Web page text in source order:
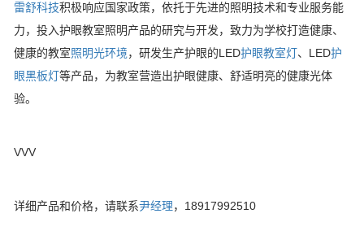
雷舒科技积极响应国家政策，依托于先进的照明技术和专业服务能
力，投入护眼教室照明产品的研究与开发，致力为学校打造健康、
健康的教室照明光环境，研发生产护眼的LED护眼教室灯、LED护
眼黑板灯等产品，为教室营造出护眼健康、舒适明亮的健康光体
验。
VVV
详细产品和价格，请联系尹经理，18917992510